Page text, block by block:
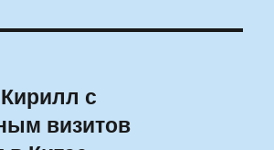
с
визитов